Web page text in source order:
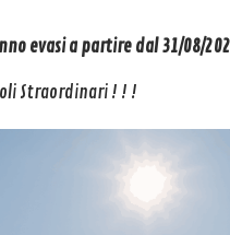
di visione grandangolari e
evasi a partire dal 31/08/
Straordinari ! ! !